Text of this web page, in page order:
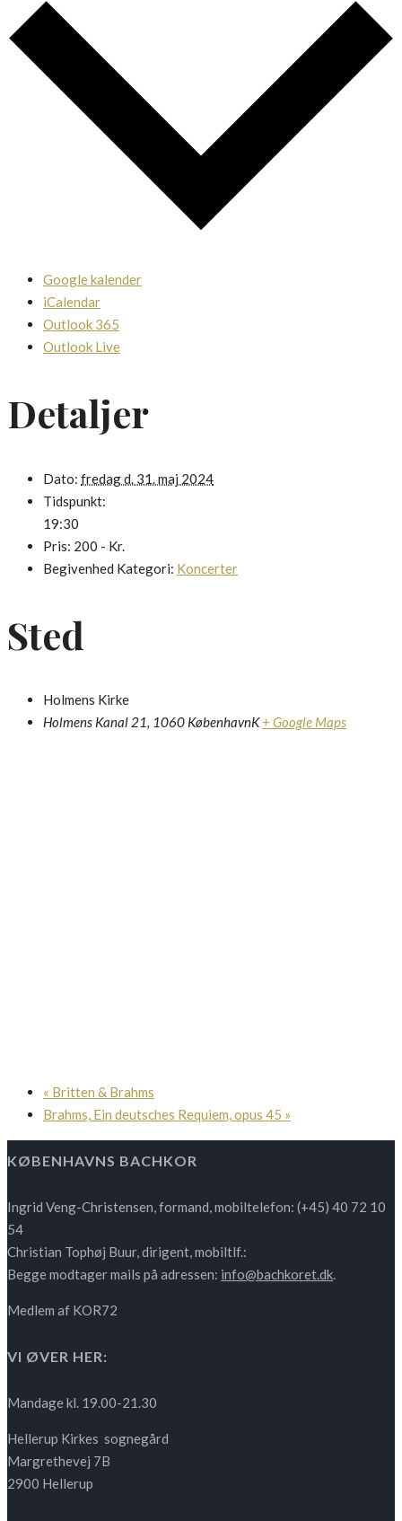
Google kalender
iCalendar
Outlook 365
Outlook Live
Detaljer
Dato: fredag d. 31. maj 2024
Tidspunkt:
19:30
Pris: 200 - Kr.
Begivenhed Kategori: Koncerter
Sted
Holmens Kirke
Holmens Kanal 21, 1060 KøbenhavnK + Google Maps
« Britten & Brahms
Brahms, Ein deutsches Requiem, opus 45 »
KØBENHAVNS BACHKOR
Ingrid Veng-Christensen, formand, mobiltelefon: (+45) 40 72 10
54
Christian Tophøj Buur, dirigent, mobiltlf.:
Begge modtager mails på adressen: info@bachkoret.dk.
Medlem af KOR72
VI ØVER HER:
Mandage kl. 19.00-21.30
Hellerup Kirkes sognegård
Margrethevej 7B
2900 Hellerup